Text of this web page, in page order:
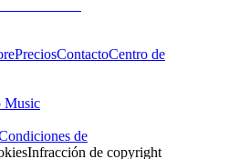
PreciosContactoCentro de
Music
de
Infracción de copyright